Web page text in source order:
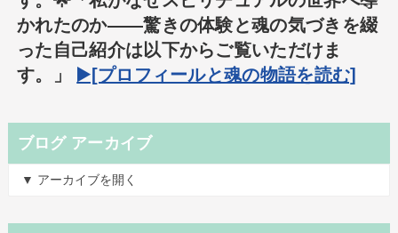
かれたのか――驚きの体験と魂の気づきを綴
った自己紹介は以下からご覧いただけま
す。」
▶️[プロフィールと魂の物語を読む]
ブログ アーカイブ
▼ アーカイブを開く